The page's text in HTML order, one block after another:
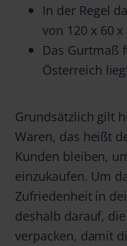
In der Regel
von 120 x 60
Das Gurtmaß
Österreich
Grundsätzlich gilt
Waren, das heißt
Kunden bleiben,
einzukaufen. Um
Zufriedenheit in
deshalb darauf,
verpacken, damit